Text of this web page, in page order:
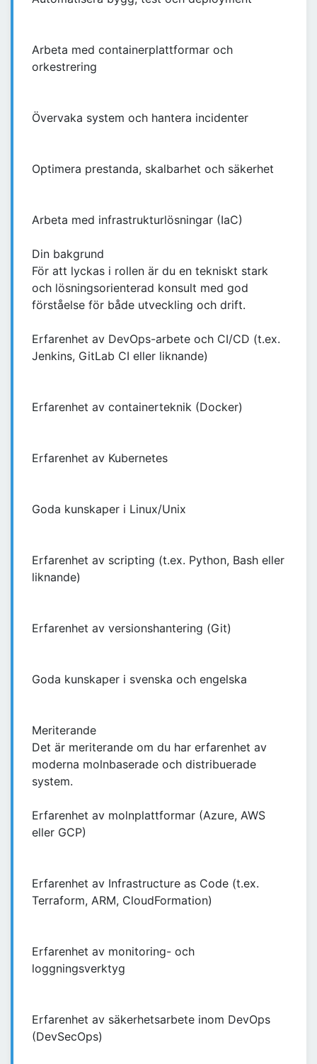
Arbeta med containerplattformar och
orkestrering
Övervaka system och hantera incidenter
Optimera prestanda, skalbarhet och säkerhet
Arbeta med infrastrukturlösningar (IaC)
Din bakgrund
För att lyckas i rollen är du en tekniskt stark
och lösningsorienterad konsult med god
förståelse för både utveckling och drift.
Erfarenhet av DevOps-arbete och CI/CD (t.ex.
Jenkins, GitLab CI eller liknande)
Erfarenhet av containerteknik (Docker)
Erfarenhet av Kubernetes
Goda kunskaper i Linux/Unix
Erfarenhet av scripting (t.ex. Python, Bash eller
liknande)
Erfarenhet av versionshantering (Git)
Goda kunskaper i svenska och engelska
Meriterande
Det är meriterande om du har erfarenhet av
moderna molnbaserade och distribuerade
system.
Erfarenhet av molnplattformar (Azure, AWS
eller GCP)
Erfarenhet av Infrastructure as Code (t.ex.
Terraform, ARM, CloudFormation)
Erfarenhet av monitoring- och
loggningsverktyg
Erfarenhet av säkerhetsarbete inom DevOps
(DevSecOps)